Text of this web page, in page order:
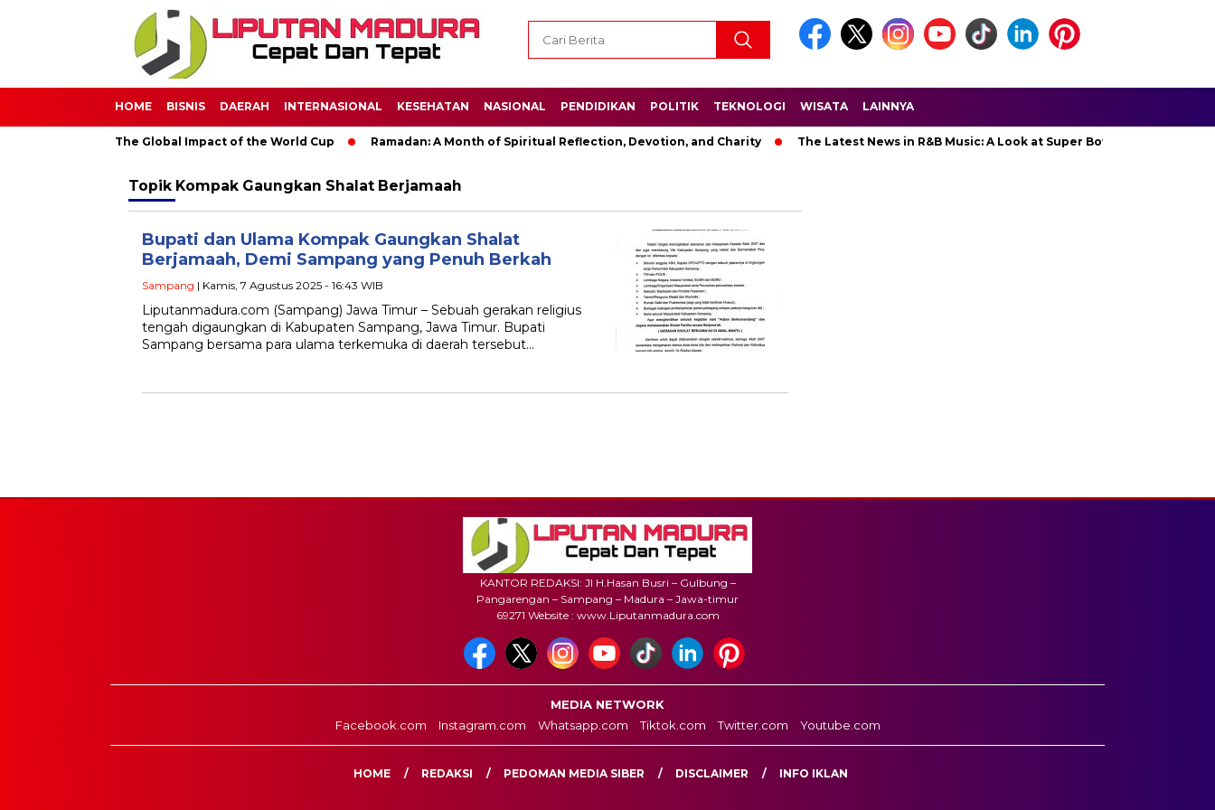
HOME BISNIS DAERAH INTERNASIONAL KESEHATAN NASIONAL PENDIDIKAN POLITIK TEKNOLOGI WISATA LAINNYA
Soccer: The Global Impact of the World Cup Ramadan: A Month of Spiritual Reflection, Devotion, and Charity The Latest News in R&B Music: A Look at Super Bowl Performances,
Topik Kompak Gaungkan Shalat Berjamaah
Bupati dan Ulama Kompak Gaungkan Shalat
Berjamaah, Demi Sampang yang Penuh Berkah
Sampang | Kamis, 7 Agustus 2025 - 16:43 WIB
Liputanmadura.com (Sampang) Jawa Timur – Sebuah gerakan religius
tengah digaungkan di Kabupaten Sampang, Jawa Timur. Bupati
Sampang bersama para ulama terkemuka di daerah tersebut…
KANTOR REDAKSI: Jl H.Hasan Busri – Gulbung –
Pangarengan – Sampang – Madura – Jawa-timur
69271 Website : www.Liputanmadura.com
MEDIA NETWORK
Facebook.com
Instagram.com Whatsapp.com Tiktok.com Twitter.com Youtube.com
HOME REDAKSI PEDOMAN MEDIA SIBER DISCLAIMER INFO IKLAN